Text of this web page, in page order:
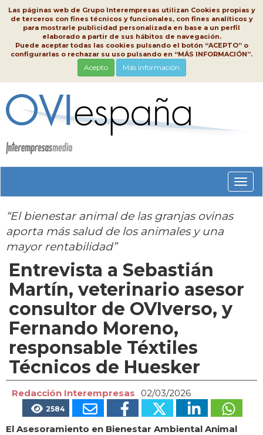
Las páginas web de Grupo Interempresas utilizan Cookies propias y
de terceros con fines técnicos y funcionales, con fines analíticos y
para mostrarle publicidad personalizada en base a un perfil
elaborado a partir de sus hábitos de navegación.
Puede aceptar todas las cookies pulsando el botón “ACEPTO” o
configurarlas o rechazar su uso pulsando en “MÁS INFORMACIÓN”.
Acepto Más información
“El bienestar animal de las granjas ovinas
aporta más salud de los animales y una
mayor rentabilidad”
Entrevista a Sebastián
Martín, veterinario asesor
consultor de OVIverso, y
Fernando Moreno,
responsable Téxtiles
Técnicos de Huesker
Redacción Interempresas 02/03/2026
2584
El Asesoramiento en Bienestar Ambiental Animal